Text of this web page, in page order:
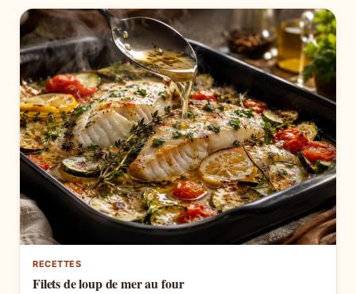
RECETTES
Filets de loup de mer au four